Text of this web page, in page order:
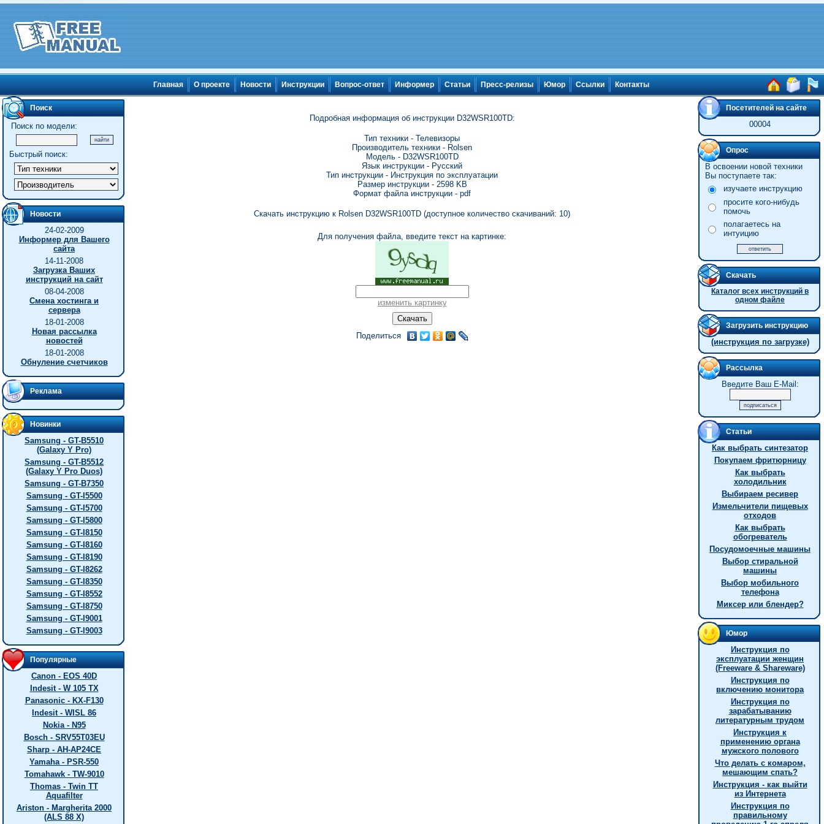
Главная О проекте Новости Инструкции Вопрос-ответ Информер Статьи Пресс-релизы Юмор Ссылки Контакты
Поиск
Поиск по модели:
Быстрый поиск:
Новости
24-02-2009
Информер для Вашего
сайта
14-11-2008
Загрузка Ваших
инструкций на сайт
08-04-2008
Смена хостинга и
сервера
18-01-2008
Новая рассылка
новостей
18-01-2008
Обнуление счетчиков
Реклама
Новинки
Samsung - GT-B5510
(Galaxy Y Pro)
Samsung - GT-B5512
(Galaxy Y Pro Duos)
Samsung - GT-B7350
Samsung - GT-I5500
Samsung - GT-I5700
Samsung - GT-I5800
Samsung - GT-I8150
Samsung - GT-I8160
Samsung - GT-I8190
Samsung - GT-I8262
Samsung - GT-I8350
Samsung - GT-I8552
Samsung - GT-I8750
Samsung - GT-I9001
Samsung - GT-I9003
Популярные
Canon - EOS 40D
Indesit - W 105 TX
Panasonic - KX-F130
Indesit - WISL 86
Nokia - N95
Bosch - SRV55T03EU
Sharp - AH-AP24CE
Yamaha - PSR-550
Tomahawk - TW-9010
Thomas - Twin TT
Aquafilter
Ariston - Margherita 2000
(ALS 88 X)
Подробная информация об инструкции D32WSR100TD:
Тип техники - Телевизоры
Производитель техники - Rolsen
Модель - D32WSR100TD
Язык инструкции - Русский
Тип инструкции - Инструкция по эксплуатации
Размер инструкции - 2598 KB
Формат файла инструкции - pdf
Скачать инструкцию к Rolsen D32WSR100TD (доступное количество скачиваний: 10)
Для получения файла, введите текст на картинке:
изменить картинку
Поделиться
Посетителей на сайте
00004
Опрос
В освоении новой техники
Вы поступаете так:
изучаете инструкцию
просите кого-нибудь
помочь
полагаетесь на
интуицию
Скачать
Каталог всех инструкций в
одном файле
Загрузить инструкцию
(инструкция по загрузке)
Рассылка
Введите Ваш E-Mail:
Статьи
Как выбрать синтезатор
Покупаем фритюрницу
Как выбрать
холодильник
Выбираем ресивер
Измельчители пищевых
отходов
Как выбрать
обогреватель
Посудомоечные машины
Выбор стиральной
машины
Выбор мобильного
телефона
Миксер или блендер?
Юмор
Инструкция по
эксплуатации женщин
(Freeware & Shareware)
Инструкция по
включению монитора
Инструкция по
зарабатыванию
литературным трудом
Инструкция к
применению органа
мужского полового
Что делать с комаром,
мешающим спать?
Инструкция - как выйти
из Интернета
Инструкция по
правильному